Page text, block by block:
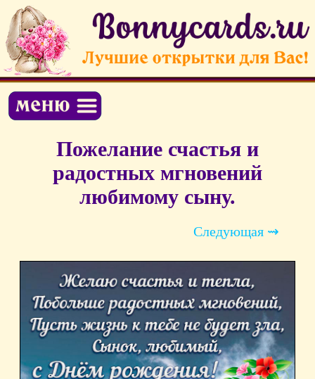
Пожелание счастья и
радостных мгновений
любимому сыну.
Следующая ⇝